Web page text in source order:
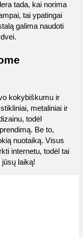
tada, kai norima
tai ypatingai
galima naudoti
kokybiškumu ir
metaliniai ir
todėl
Be to,
nuotaiką. Visus
internetu, todėl tai
laiką!